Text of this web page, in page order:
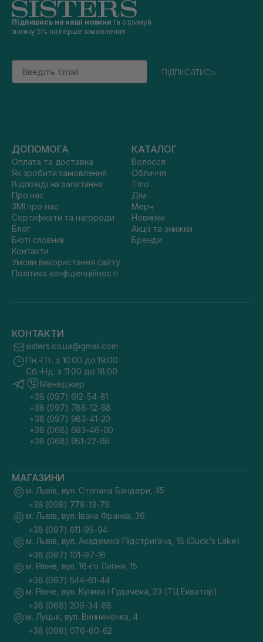
Підпишись на наші новини та отримуй
знижку 5% на перше замовлення
Email
підписатись
ДОПОМОГА
Оплата та доставка
Як зробити замовлення
Відповіді на запитання
Про нас
ЗМІ про нас
Сертифікати та нагороди
Блог
Бюті словник
Контакти
Умови використання сайту
Політика конфіденційності
КАТАЛОГ
Волосся
Обличчя
Тіло
Дім
Мерч
Новинки
Акції та знижки
Бренди
КОНТАКТИ
sisters.co.ua@gmail.com
Пн.-Пт. з 10:00 до 19:00
Сб.-Нд. з 11:00 до 18:00
Менеджер
+38 (097) 612-54-81
+38 (097) 788-12-88
+38 (097) 983-41-20
+38 (068) 693-46-00
+38 (068) 951-22-86
МАГАЗИНИ
м. Львів, вул. Степана Бандери, 45
+38 (098) 778-13-79
м. Львів, вул. Івана Франка, 36
+38 (097) 611-95-94
м. Львів, вул. Академіка Підстригача, 1В (Duck's Lake)
+38 (097) 101-97-16
м. Рівне, вул. 16-го Липня, 15
+38 (097) 544-61-44
м. Рівне, вул. Кулика і Гудачека, 23 (ТЦ Екватор)
+38 (068) 209-34-88
м. Луцьк, вул. Винниченка, 4
+38 (098) 076-60-62